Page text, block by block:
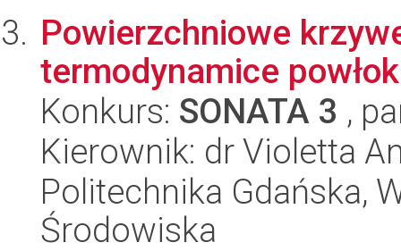
Powierzchniowe
termodynamice powłok
Konkurs: SONATA 3 ,
Kierownik: dr Violetta
Politechnika Gdańska,
Środowiska